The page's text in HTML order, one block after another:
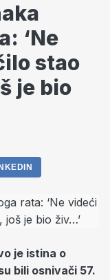
‘Ne
stao
je bio
je istina o
bili osnivači 57.